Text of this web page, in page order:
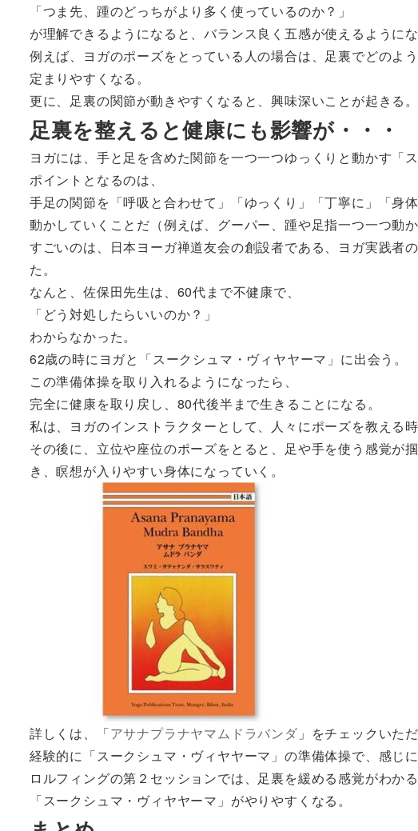
「つま先、踵のどっちがより多く使っているのか？」
が理解できるようになると、バランス良く五感が使えるようにな
例えば、ヨガのポーズをとっている人の場合は、足裏でどのよ
定まりやすくなる。
更に、足裏の関節が動きやすくなると、興味深いことが起きる。
足裏を整えると健康にも影響が・・・
ヨガには、手と足を含めた関節を一つ一つゆっくりと動かす「
ポイントとなるのは、
手足の関節を「呼吸と合わせて」「ゆっくり」「丁寧に」「身体
動かしていくことだ（例えば、グーパー、踵や足指一つ一つ動か
すごいのは、日本ヨーガ禅道友会の創設者である、ヨガ実践者
た。
なんと、佐保田先生は、60代まで不健康で、
「どう対処したらいいのか？」
わからなかった。
62歳の時にヨガと「スークシュマ・ヴィヤヤーマ」に出会う。
この準備体操を取り入れるようになったら、
完全に健康を取り戻し、80代後半まで生きることになる。
私は、ヨガのインストラクターとして、人々にポーズを教える
その後に、立位や座位のポーズをとると、足や手を使う感覚が
き、瞑想が入りやすい身体になっていく。
詳しくは、「アサナプラナヤマムドラバンダ 」をチェックいた
経験的に「スークシュマ・ヴィヤヤーマ」の準備体操で、感じに
ロルフィングの第２セッションでは、足裏を緩める感覚がわかる
「スークシュマ・ヴィヤヤーマ」がやりやすくなる。